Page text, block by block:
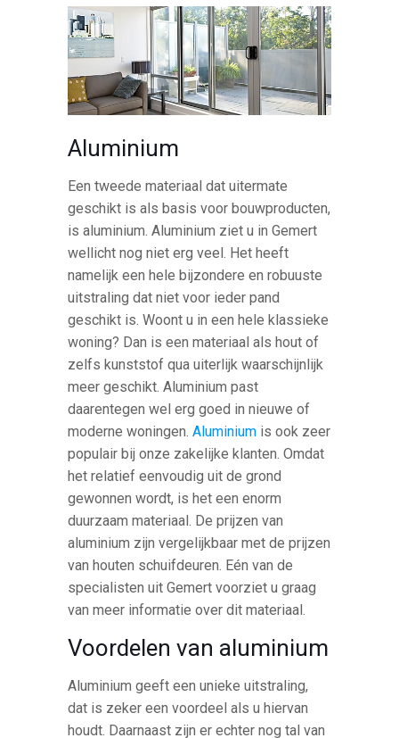
Aluminium
Een tweede materiaal dat uitermate
geschikt is als basis voor bouwproducten,
is aluminium. Aluminium ziet u in Gemert
wellicht nog niet erg veel. Het heeft
namelijk een hele bijzondere en robuuste
uitstraling dat niet voor ieder pand
geschikt is. Woont u in een hele klassieke
woning? Dan is een materiaal als hout of
zelfs kunststof qua uiterlijk waarschijnlijk
meer geschikt. Aluminium past
daarentegen wel erg goed in nieuwe of
moderne woningen.Aluminium is ook zeer
populair bij onze zakelijke klanten. Omdat
het relatief eenvoudig uit de grond
gewonnen wordt, is het een enorm
duurzaam materiaal. De prijzen van
aluminium zijn vergelijkbaar met de prijzen
van houten schuifdeuren. Eén van de
specialisten uit Gemert voorziet u graag
van meer informatie over dit materiaal.
Voordelen van aluminium
Aluminium geeft een unieke uitstraling,
dat is zeker een voordeel als u hiervan
houdt. Daarnaast zijn er echter nog tal van